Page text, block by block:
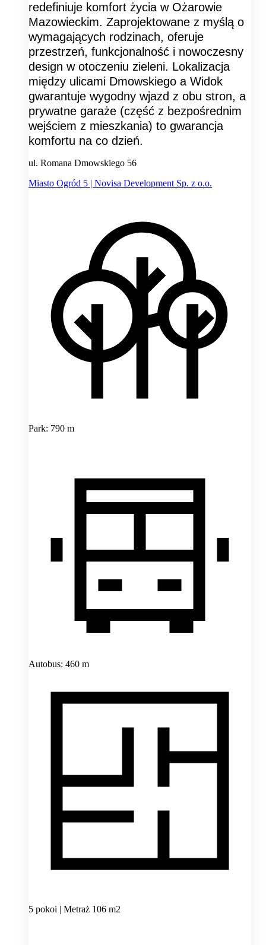
redefiniuje komfort życia w Ożarowie
Mazowieckim. Zaprojektowane z myślą o
wymagających rodzinach, oferuje
przestrzeń, funkcjonalność i nowoczesny
design w otoczeniu zieleni. Lokalizacja
między ulicami Dmowskiego a Widok
gwarantuje wygodny wjazd z obu stron, a
prywatne garaże (część z bezpośrednim
wejściem z mieszkania) to gwarancja
komfortu na co dzień.
ul. Romana Dmowskiego 56
Miasto Ogród 5 | Novisa Development Sp. z o.o.
Park: 790 m
Autobus: 460 m
5 pokoi | Metraż 106 m2